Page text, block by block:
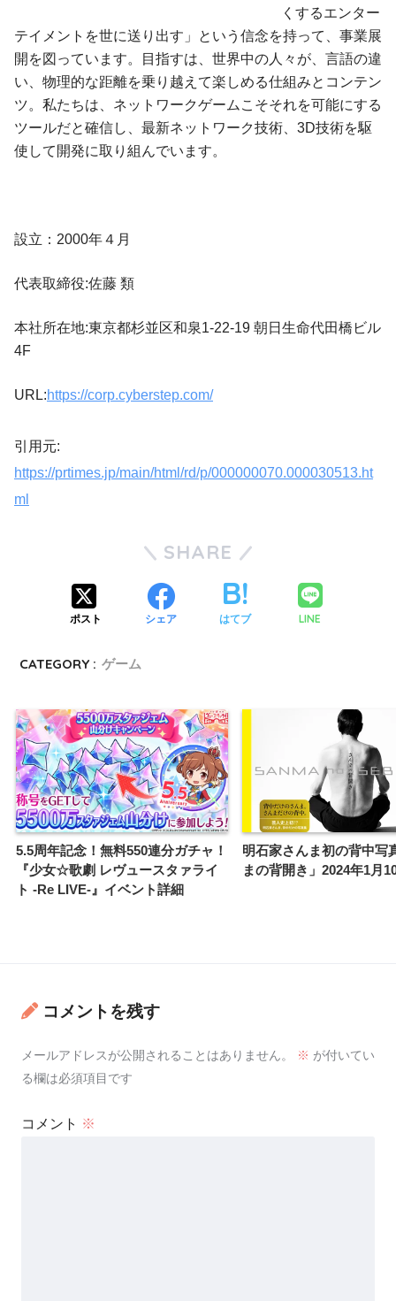
くするエンター
テイメントを世に送り出す」という信念を持って、事業展
開を図っています。目指すは、世界中の人々が、言語の違
い、物理的な距離を乗り越えて楽しめる仕組みとコンテン
ツ。私たちは、ネットワークゲームこそそれを可能にする
ツールだと確信し、最新ネットワーク技術、3D技術を駆
使して開発に取り組んでいます。
設立：2000年４月
代表取締役:佐藤 類
本社所在地:東京都杉並区和泉1-22-19 朝日生命代田橋ビル
4F
URL:https://corp.cyberstep.com/
引用元:
https://prtimes.jp/main/html/rd/p/000000070.000030513.ht
ml
SHARE
ポスト シェア はてブ LINE
CATEGORY : ゲーム
5.5周年記念！無料550連分ガチャ！
『少女☆歌劇 レヴュースタァライ
ト -Re LIVE-』イベント詳細
明石家さんま初の背中写
まの背開き」2024年1月
コメントを残す
メールアドレスが公開されることはありません。 ※ が付いてい
る欄は必須項目です
コメント ※